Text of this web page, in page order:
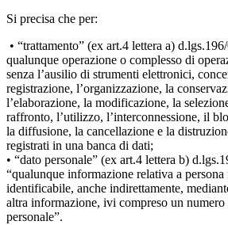
Si precisa che per:
• “trattamento” (ex art.4 lettera a)
qualunque operazione o complesso di
senza l’ausilio di strumenti elettronici,
registrazione, l’organizzazione, la
l’elaborazione, la modificazione, la
raffronto, l’utilizzo, l’interconnessione, il
la diffusione, la cancellazione e la
registrati in una banca di dati;
• “dato personale” (ex art.4 lettera b)
“qualunque informazione relativa a
identificabile, anche indirettamente,
altra informazione, ivi compreso un
personale”.